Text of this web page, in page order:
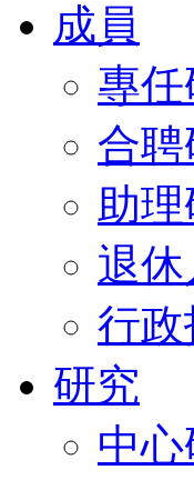
成員
專任
合聘
助
退休
行政
研究
中